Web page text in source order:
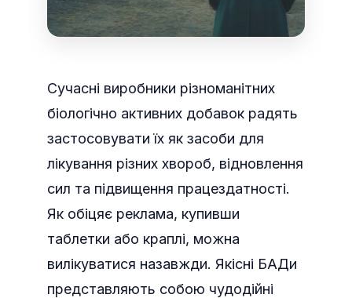
Сучасні виробники різноманітних
біологічно активних добавок радять
застосовувати їх як засоби для
лікування різних хвороб, відновлення
сил та підвищення працездатності.
Як обіцяє реклама, купивши
таблетки або краплі, можна
вилікуватися назавжди. Якісні БАДи
представляють собою чудодійні